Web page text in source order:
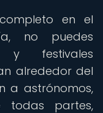
en el
no puedes
y festivales
alrededor del
a astrónomos,
todas partes,